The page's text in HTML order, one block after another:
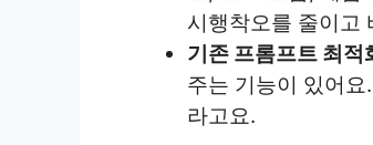
시행착오를 줄이고
기존 프롬프트 최적
주는 기능이 있어
라고요.